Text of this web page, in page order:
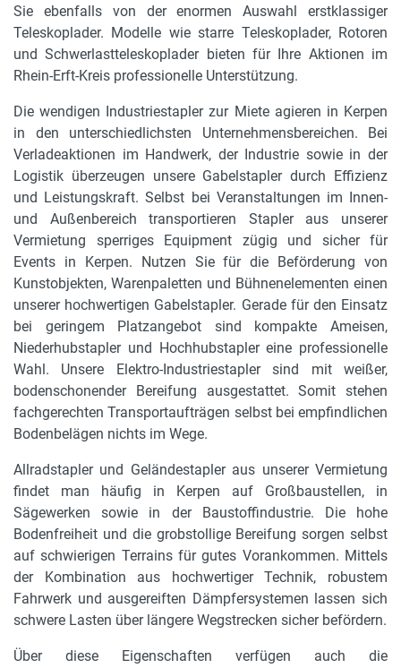
Sie ebenfalls von der enormen Auswahl erstklassiger
Teleskoplader. Modelle wie starre Teleskoplader, Rotoren
und Schwerlastteleskoplader bieten für Ihre Aktionen im
Rhein-Erft-Kreis professionelle Unterstützung.
Die wendigen Industriestapler zur Miete agieren in Kerpen
in den unterschiedlichsten Unternehmensbereichen. Bei
Verladeaktionen im Handwerk, der Industrie sowie in der
Logistik überzeugen unsere Gabelstapler durch Effizienz
und Leistungskraft. Selbst bei Veranstaltungen im Innen-
und Außenbereich transportieren Stapler aus unserer
Vermietung sperriges Equipment zügig und sicher für
Events in Kerpen. Nutzen Sie für die Beförderung von
Kunstobjekten, Warenpaletten und Bühnenelementen einen
unserer hochwertigen Gabelstapler. Gerade für den Einsatz
bei geringem Platzangebot sind kompakte Ameisen,
Niederhubstapler und Hochhubstapler eine professionelle
Wahl. Unsere Elektro-Industriestapler sind mit weißer,
bodenschonender Bereifung ausgestattet. Somit stehen
fachgerechten Transportaufträgen selbst bei empfindlichen
Bodenbelägen nichts im Wege.
Allradstapler und Geländestapler aus unserer Vermietung
findet man häufig in Kerpen auf Großbaustellen, in
Sägewerken sowie in der Baustoffindustrie. Die hohe
Bodenfreiheit und die grobstollige Bereifung sorgen selbst
auf schwierigen Terrains für gutes Vorankommen. Mittels
der Kombination aus hochwertiger Technik, robustem
Fahrwerk und ausgereiften Dämpfersystemen lassen sich
schwere Lasten über längere Wegstrecken sicher befördern.
Über diese Eigenschaften verfügen auch die